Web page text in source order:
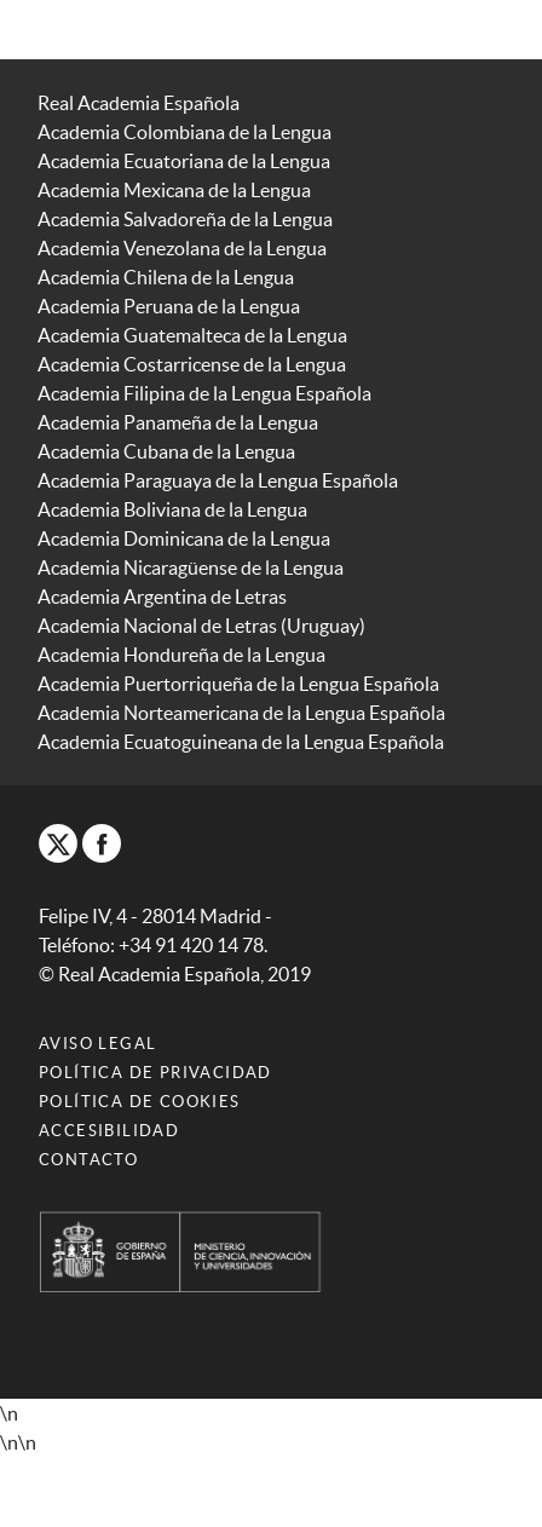
Real Academia Española
Academia Colombiana de la Lengua
Academia Ecuatoriana de la Lengua
Academia Mexicana de la Lengua
Academia Salvadoreña de la Lengua
Academia Venezolana de la Lengua
Academia Chilena de la Lengua
Academia Peruana de la Lengua
Academia Guatemalteca de la Lengua
Academia Costarricense de la Lengua
Academia Filipina de la Lengua Española
Academia Panameña de la Lengua
Academia Cubana de la Lengua
Academia Paraguaya de la Lengua Española
Academia Boliviana de la Lengua
Academia Dominicana de la Lengua
Academia Nicaragüense de la Lengua
Academia Argentina de Letras
Academia Nacional de Letras (Uruguay)
Academia Hondureña de la Lengua
Academia Puertorriqueña de la Lengua Española
Academia Norteamericana de la Lengua Española
Academia Ecuatoguineana de la Lengua Española
Felipe IV, 4 - 28014 Madrid -
Teléfono: +34 91 420 14 78.
© Real Academia Española, 2019
AVISO LEGAL
POLÍTICA DE PRIVACIDAD
POLÍTICA DE COOKIES
ACCESIBILIDAD
CONTACTO
\n
\n\n